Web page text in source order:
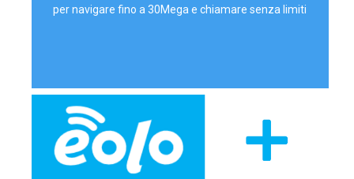
per navigare fino a 30Mega e chiamare senza limiti